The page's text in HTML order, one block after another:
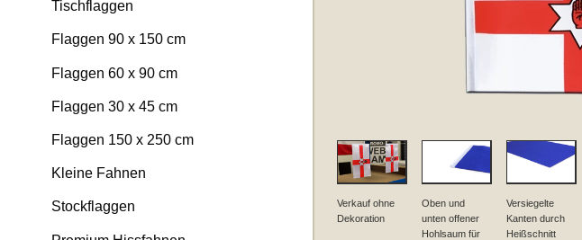
Tischflaggen
Flaggen 90 x 150 cm
Flaggen 60 x 90 cm
Flaggen 30 x 45 cm
Flaggen 150 x 250 cm
Kleine Fahnen
Stockflaggen
Verkauf ohne
Dekoration
Oben und
unten offener
Hohlsaum für
Versiegelte
Kanten durch
Heißschnitt